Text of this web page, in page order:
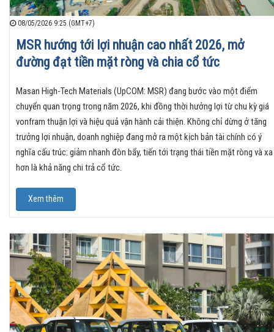
08/05/2026 9:25 (GMT+7)
MSR hướng tới lợi nhuận cao nhất 2026, mở
đường đạt tiền mặt ròng và chia cổ tức
Masan High-Tech Materials (UpCOM: MSR) đang bước vào một điểm
chuyển quan trọng trong năm 2026, khi đồng thời hưởng lợi từ chu kỳ giá
vonfram thuận lợi và hiệu quả vận hành cải thiện. Không chỉ dừng ở tăng
trưởng lợi nhuận, doanh nghiệp đang mở ra một kịch bản tài chính có ý
nghĩa cấu trúc: giảm nhanh đòn bẩy, tiến tới trạng thái tiền mặt ròng và xa
hơn là khả năng chi trả cổ tức.
Xem thêm